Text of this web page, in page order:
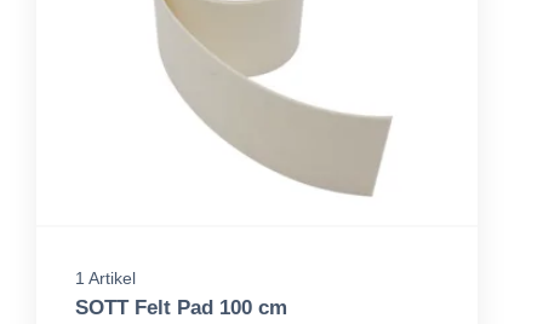
1 Artikel
SOTT Felt Pad 100 cm